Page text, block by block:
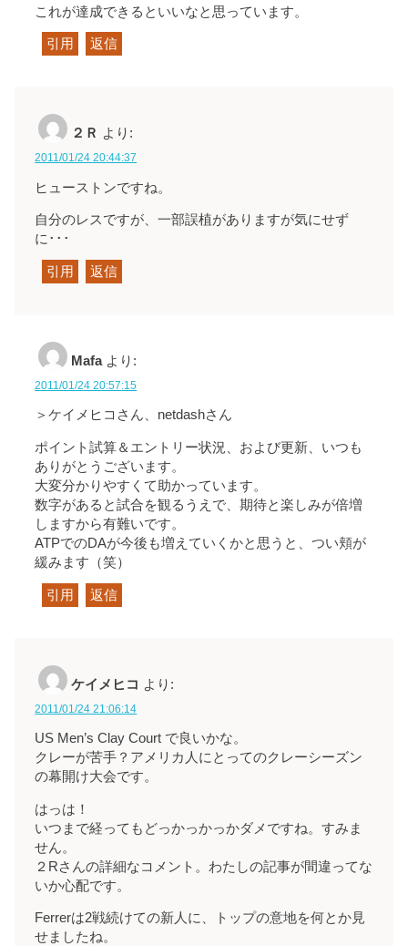
これが達成できるといいなと思っています。
引用 返信
２Ｒ より:
2011/01/24 20:44:37
ヒューストンですね。
自分のレスですが、一部誤植がありますが気にせず
に･･･
引用 返信
Mafa より:
2011/01/24 20:57:15
＞ケイメヒコさん、netdashさん
ポイント試算＆エントリー状況、および更新、いつも
ありがとうございます。
大変分かりやすくて助かっています。
数字があると試合を観るうえで、期待と楽しみが倍増
しますから有難いです。
ATPでのDAが今後も増えていくかと思うと、つい頬が
緩みます（笑）
引用 返信
ケイメヒコ より:
2011/01/24 21:06:14
US Men’s Clay Court で良いかな。
クレーが苦手？アメリカ人にとってのクレーシーズン
の幕開け大会です。
はっは！
いつまで経ってもどっかっかっかダメですね。すみま
せん。
２Rさんの詳細なコメント。わたしの記事が間違ってな
いか心配です。
Ferrerは2戦続けての新人に、トップの意地を何とか見
せましたね。